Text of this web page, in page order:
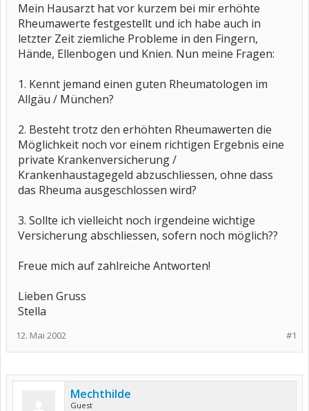
Mein Hausarzt hat vor kurzem bei mir erhöhte
Rheumawerte festgestellt und ich habe auch in
letzter Zeit ziemliche Probleme in den Fingern,
Hände, Ellenbogen und Knien. Nun meine Fragen:
1. Kennt jemand einen guten Rheumatologen im
Allgäu / München?
2. Besteht trotz den erhöhten Rheumawerten die
Möglichkeit noch vor einem richtigen Ergebnis eine
private Krankenversicherung /
Krankenhaustagegeld abzuschliessen, ohne dass
das Rheuma ausgeschlossen wird?
3. Sollte ich vielleicht noch irgendeine wichtige
Versicherung abschliessen, sofern noch möglich??
Freue mich auf zahlreiche Antworten!
Lieben Gruss
Stella
#1
12. Mai 2002
Mechthilde
Guest